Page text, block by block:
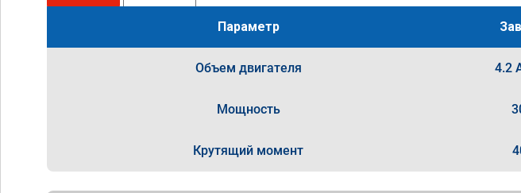
Параметр
Объем двигателя 4.2
Мощность
Крутящий момент